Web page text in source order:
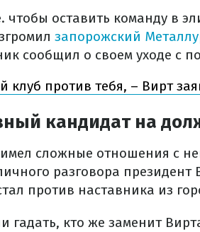
чтобы оставить команду в
запорожский
сообщил о своем уходе с
клуб против тебя, – Вирт
кандидат на
сложные отношения с
разговора президент
против наставника из
гадать, кто же заменит